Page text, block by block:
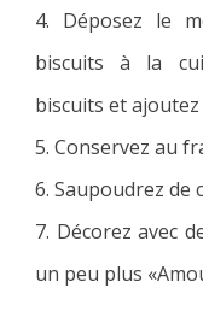
4. Déposez le
biscuits à la
biscuits et
5. Conservez au
6. Saupoudrez de
7. Décorez avec
un peu plus